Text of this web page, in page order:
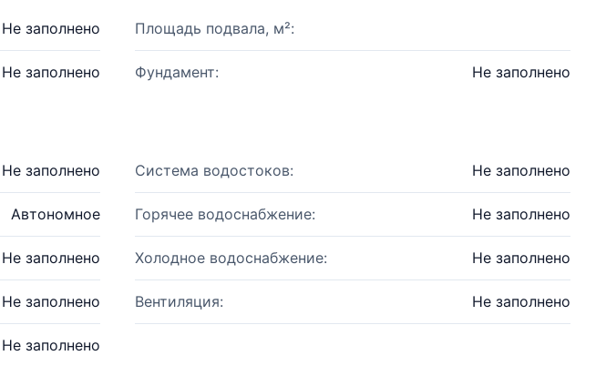
Не заполнено Площадь подвала, м²:
Не заполнено Фундамент: Не заполнено
Не заполнено Система водостоков: Не заполнено
Автономное Горячее водоснабжение: Не заполнено
Не заполнено Холодное водоснабжение: Не заполнено
Не заполнено Вентиляция: Не заполнено
Не заполнено